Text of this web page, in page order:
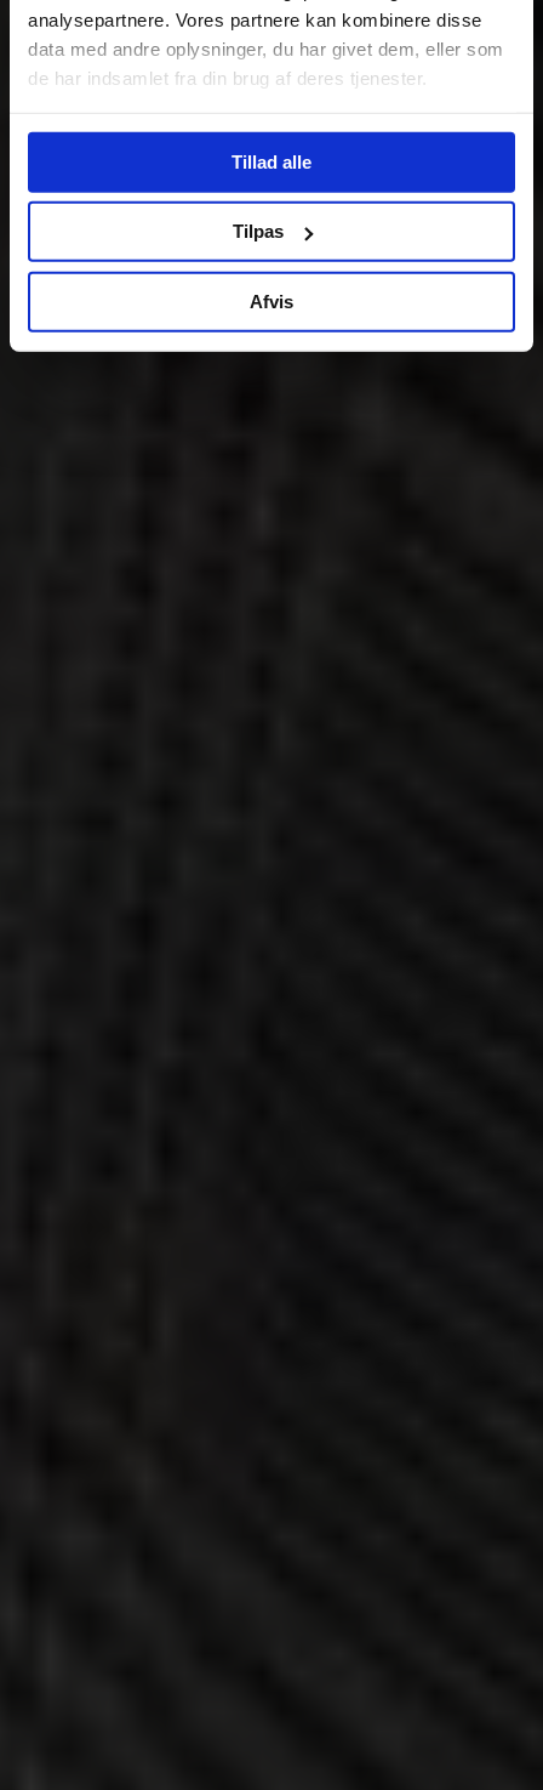
analysepartnere. Vores partnere kan kombinere disse
data med andre oplysninger, du har givet dem, eller som
de har indsamlet fra din brug af deres tjenester.
Tillad alle
Tilpas
Afvis